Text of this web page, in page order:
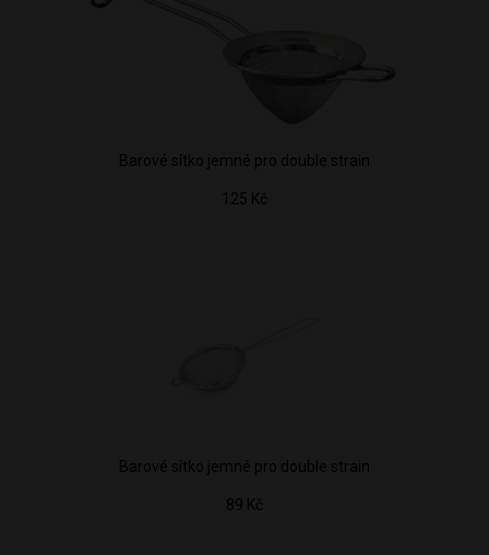
Barové sítko jemné pro double strain
125 Kč
Barové sítko jemné pro double strain
89 Kč